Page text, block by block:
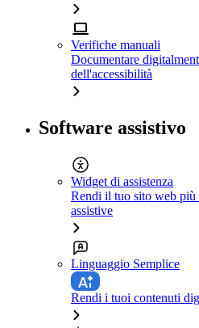
Verifiche manuali
Documentare
dell'accessibilità
Software assistivo
Widget di assistenza
Rendi il tuo sito web
assistive
Linguaggio Semplice
Rendi i tuoi contenuti